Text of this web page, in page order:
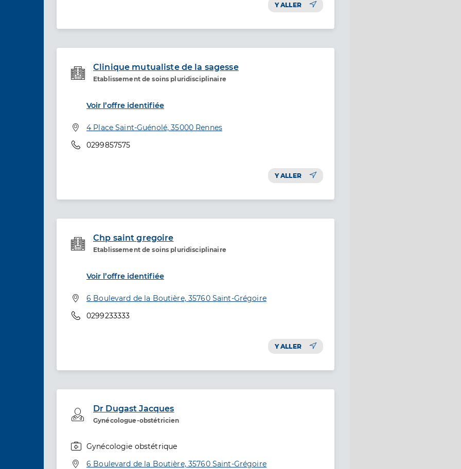
Y ALLER
Clinique mutualiste de la sagesse
Etablissement de soins pluridisciplinaire
Etablissement de soins
Voir l’offre identifiée
Adresse
4 Place Saint-Guénolé, 35000 Rennes
Téléphone
0299857575
Y ALLER
Chp saint gregoire
Etablissement de soins pluridisciplinaire
Etablissement de soins
Voir l’offre identifiée
Adresse
6 Boulevard de la Boutière, 35760 Saint-Grégoire
Téléphone
0299233333
Y ALLER
Dr Dugast Jacques
Gynécologue-obstétricien
Professionel de santé
Gynécologie obstétrique
Adresse
6 Boulevard de la Boutière, 35760 Saint-Grégoire